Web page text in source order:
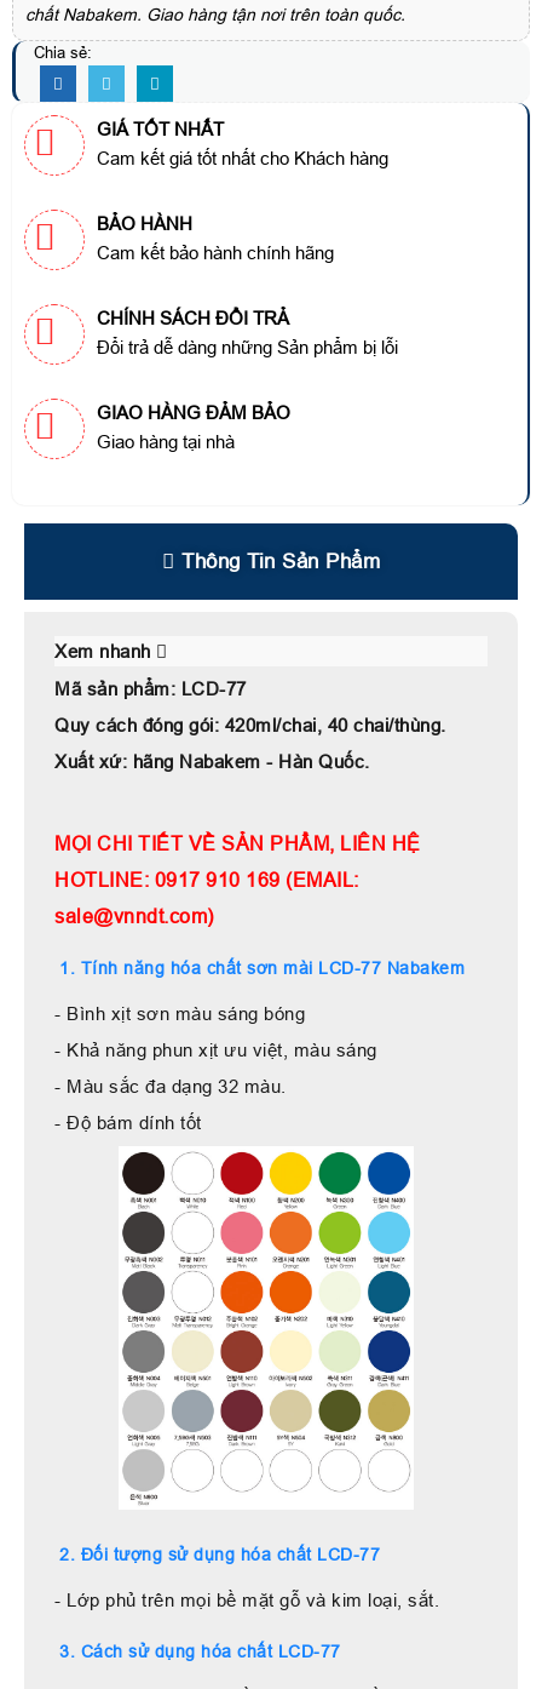
chất Nabakem. Giao hàng tận nơi trên toàn quốc.
Chia sẻ:
GIÁ TỐT NHẤT
Cam kết giá tốt nhất cho Khách hàng
BẢO HÀNH
Cam kết bảo hành chính hãng
CHÍNH SÁCH ĐỔI TRẢ
Đổi trả dễ dàng những Sản phẩm bị lỗi
GIAO HÀNG ĐẢM BẢO
Giao hàng tại nhà
Thông Tin Sản Phẩm
Xem nhanh
Mã sản phẩm: LCD-77
Quy cách đóng gói: 420ml/chai, 40 chai/thùng.
Xuất xứ: hãng Nabakem - Hàn Quốc.
MỌI CHI TIẾT VỀ SẢN PHẨM, LIÊN HỆ
HOTLINE: 0917 910 169 (EMAIL:
sale@vnndt.com)
1. Tính năng hóa chất sơn mài LCD-77 Nabakem
- Bình xịt sơn màu sáng bóng
- Khả năng phun xịt ưu việt, màu sáng
- Màu sắc đa dạng 32 màu.
- Độ bám dính tốt
2. Đối tượng sử dụng hóa chất LCD-77
- Lớp phủ trên mọi bề mặt gỗ và kim loại, sắt.
3. Cách sử dụng hóa chất LCD-77